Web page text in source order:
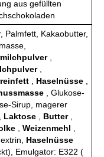
aus gefüllten
Palmfett, Kakaobutter,
Haselnüsse
, Glukose-
Sirup, magerer
Laktose Butter
Weizenmehl
Haselnüsse
Emulgator: E322 (